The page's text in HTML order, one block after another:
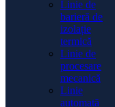
Linie de
barieră de
izolație
termică
Linie de
procesare
mecanică
Linie
automată